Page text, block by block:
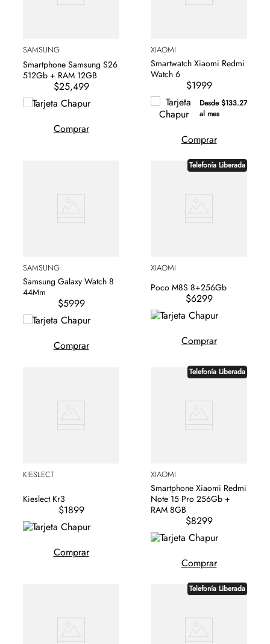
SAMSUNG
Smartphone Samsung S26
512Gb + RAM 12GB
$25,499
Comprar
XIAOMI
Smartwatch Xiaomi Redmi
Watch 6
$1999
Desde $133.27
al mes
Comprar
SAMSUNG
Samsung Galaxy Watch 8
44Mm
$5999
Comprar
Telefonía Liberada
XIAOMI
Poco M8S 8+256Gb
$6299
Comprar
KIESLECT
Kieslect Kr3
$1899
Comprar
Telefonía Liberada
XIAOMI
Smartphone Xiaomi Redmi
Note 15 Pro 256Gb +
RAM 8GB
$8299
Comprar
Telefonía Liberada